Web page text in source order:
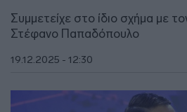
Συμμετείχε στο ίδιο σχήμα με
Στέφανο Παπαδόπουλο
19.12.2025 - 12:30